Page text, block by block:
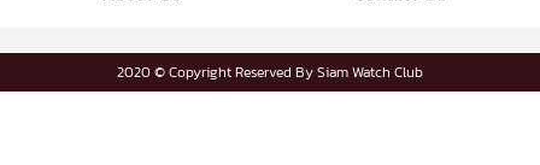
2020 © Copyright Reserved By Siam Watch Club